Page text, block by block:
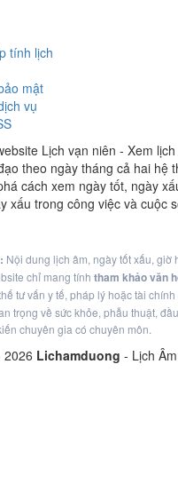
tính lịch
mật
vụ
Lịch vạn niên - Xem
theo ngày tháng cả hai hệ
cách xem ngày tốt, ngày
xấu trong công việc và cuộc
Nội dung lịch âm, ngày tốt xấu, giờ
chỉ mang tính tham khảo văn
tư vấn y tế, pháp lý hoặc tài
trọng về sức khỏe, phẫu thuật,
chuyên gia có chuyên môn.
2026 Lichamduong - Lịch